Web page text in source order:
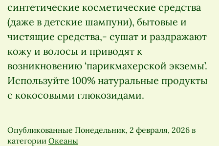
синтетические косметические средства
(даже в детские шампуни), бытовые и
чистящие средства,- сушат и раздражают
кожу и волосы и приводят к
возникновению ‘парикмахерской экземы’.
Используйте 100% натуральные продукты
с кокосовыми глюкозидами.
Опубликованные Понедельник, 2 февраля, 2026 в
категории Океаны